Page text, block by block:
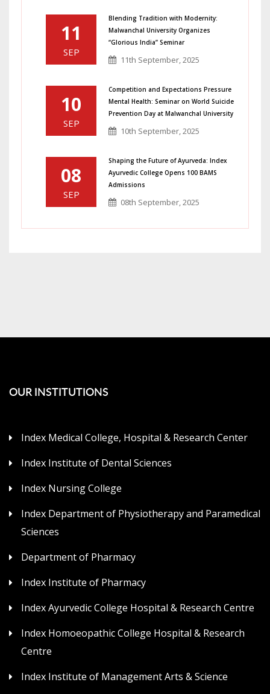
11
SEP
Blending Tradition with Modernity:
Malwanchal University Organizes
“Glorious India” Seminar
11th September, 2025
10
SEP
Competition and Expectations Pressure
Mental Health: Seminar on World Suicide
Prevention Day at Malwanchal University
10th September, 2025
08
SEP
Shaping the Future of Ayurveda: Index
Ayurvedic College Opens 100 BAMS
Admissions
08th September, 2025
OUR INSTITUTIONS
Index Medical College, Hospital & Research Center
Index Institute of Dental Sciences
Index Nursing College
Index Department of Physiotherapy and Paramedical
Sciences
Department of Pharmacy
Index Institute of Pharmacy
Index Ayurvedic College Hospital & Research Centre
Index Homoeopathic College Hospital & Research
Centre
Index Institute of Management Arts & Science